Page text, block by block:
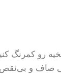
رو کمرنگ
صاف و